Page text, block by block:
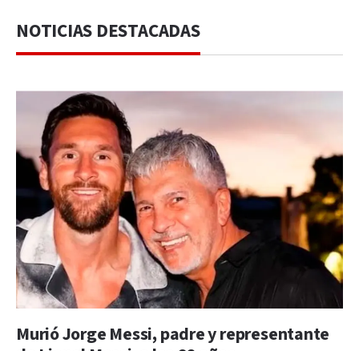
NOTICIAS DESTACADAS
Murió Jorge Messi, padre y representante